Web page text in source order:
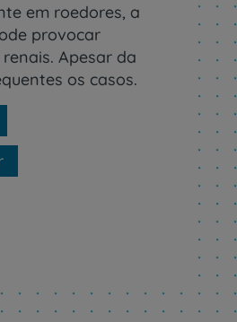
em roedores, a
provocar
Apesar da
os casos.